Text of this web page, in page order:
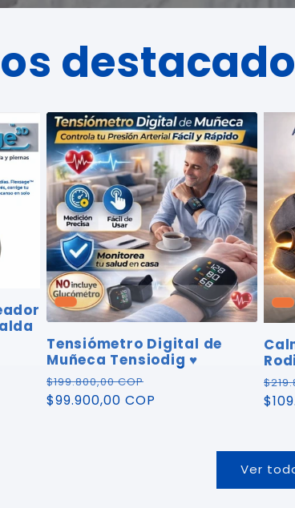
Tensiómetro Digital de
Muñeca Tensiodig ♥️
Precio
habitual
$199.800,00 COP
de
$99.900,00 COP
Ver